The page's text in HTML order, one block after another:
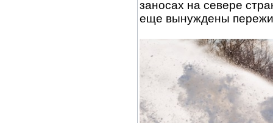
заносах на севере
еще вынуждены